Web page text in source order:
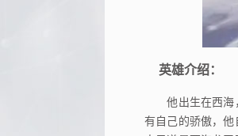
英雄介绍：
他出生在西海，
有自己的骄傲，他